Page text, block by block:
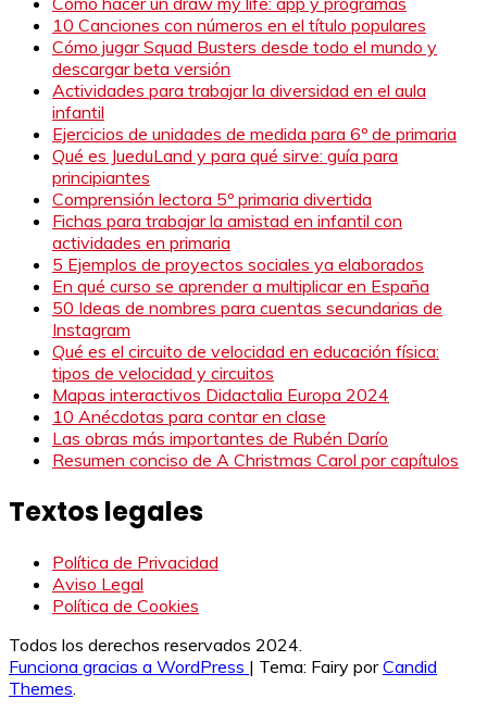
10 Canciones con números en el título populares
Cómo jugar Squad Busters desde todo el mundo y
descargar beta versión
Actividades para trabajar la diversidad en el aula
infantil
Ejercicios de unidades de medida para 6º de primaria
Qué es JueduLand y para qué sirve: guía para
principiantes
Comprensión lectora 5º primaria divertida
Fichas para trabajar la amistad en infantil con
actividades en primaria
5 Ejemplos de proyectos sociales ya elaborados
En qué curso se aprender a multiplicar en España
50 Ideas de nombres para cuentas secundarias de
Instagram
Qué es el circuito de velocidad en educación física:
tipos de velocidad y circuitos
Mapas interactivos Didactalia Europa 2024
10 Anécdotas para contar en clase
Las obras más importantes de Rubén Darío
Resumen conciso de A Christmas Carol por capítulos
Textos legales
Política de Privacidad
Aviso Legal
Política de Cookies
Todos los derechos reservados 2024.
Funciona gracias a WordPress | Tema: Fairy porCandid
Themes.